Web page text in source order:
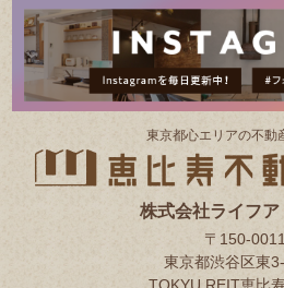
東京都⼼エリアの不動
株式会社ライフア
〒150-0011
東京都渋谷区東
TOKYU REIT恵比